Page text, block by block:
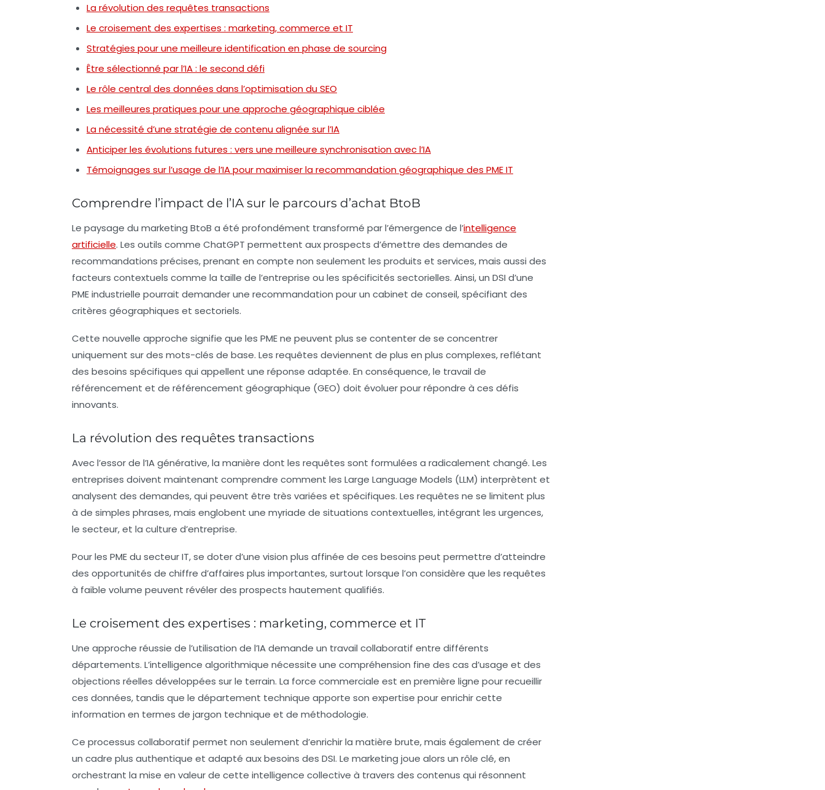
La révolution des requêtes transactions
Le croisement des expertises : marketing, commerce et IT
Stratégies pour une meilleure identification en phase de sourcing
Être sélectionné par l’IA : le second défi
Le rôle central des données dans l’optimisation du SEO
Les meilleures pratiques pour une approche géographique ciblée
La nécessité d’une stratégie de contenu alignée sur l’IA
Anticiper les évolutions futures : vers une meilleure synchronisation avec l’IA
Témoignages sur l’usage de l’IA pour maximiser la recommandation géographique des PME IT
Comprendre l’impact de l’IA sur le parcours d’achat BtoB
Le paysage du marketing BtoB a été profondément transformé par l’émergence de l’intelligence
artificielle. Les outils comme ChatGPT permettent aux prospects d’émettre des demandes de
recommandations précises, prenant en compte non seulement les produits et services, mais aussi des
facteurs contextuels comme la taille de l’entreprise ou les spécificités sectorielles. Ainsi, un DSI d’une
PME industrielle pourrait demander une recommandation pour un cabinet de conseil, spécifiant des
critères géographiques et sectoriels.
Cette nouvelle approche signifie que les PMEne peuvent plus se contenter de se concentrer
uniquement sur des mots-clés de base. Les requêtes deviennent de plus en plus complexes, reflétant
des besoins spécifiques qui appellent une réponse adaptée. En conséquence, le travail de
référencement et de référencement géographique (GEO) doit évoluer pour répondre à ces défis
innovants.
La révolution des requêtes transactions
Avec l’essor de l’IA générative, la manière dont les requêtes sont formulées a radicalement changé. Les
entreprises doivent maintenant comprendre comment les Large Language Models (LLM) interprètent et
analysent des demandes, qui peuvent être très variées et spécifiques. Les requêtes ne se limitent plus
à de simples phrases, mais englobent une myriade de situations contextuelles, intégrant les urgences,
le secteur, et la culture d’entreprise.
Pour les PME du secteur IT, se doter d’une vision plus affinée de ces besoins peut permettre d’atteindre
des opportunités de chiffre d’affaires plus importantes, surtout lorsque l’on considère que les requêtes
à faible volume peuvent révéler des prospects hautement qualifiés.
Le croisement des expertises : marketing, commerce et IT
Une approche réussie de l’utilisation de l’IA demande un travail collaboratif entre différents
départements. L’intelligence algorithmique nécessite une compréhension fine des cas d’usage et des
objections réelles développées sur le terrain. La force commerciale est en première ligne pour recueillir
ces données, tandis que le département technique apporte son expertise pour enrichir cette
information en termes de jargon technique et de méthodologie.
Ce processus collaboratif permet non seulement d’enrichir la matière brute, mais également de créer
un cadre plus authentique et adapté aux besoins des DSI. Le marketing joue alors un rôle clé, en
orchestrant la mise en valeur de cette intelligence collective à travers des contenus qui résonnent